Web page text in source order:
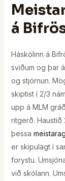
á
Háskólinn á
sviðum og þar
og stjórnun.
skiptist í 2/3
upp á MLM
ritgerð. Haustið
þessa
er skipulagt í
forystu.
við skólann.